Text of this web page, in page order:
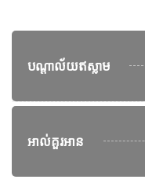
បណ្តាល័យឥស្លាម
អាល់គួរអាន